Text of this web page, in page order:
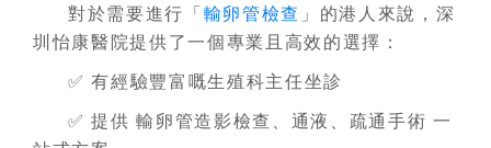
對於需要進行「 輸卵管檢查 」的港人來說，深
圳怡康醫院提供了一個專業且高效的選擇：
✅ 有經驗豐富嘅生殖科主任坐診
✅ 提供 輸卵管造影檢查、通液、疏通手術 一